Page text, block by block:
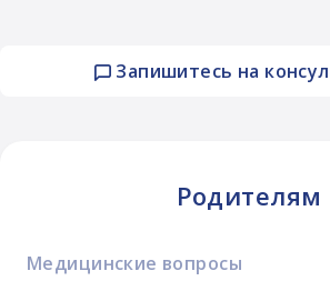
Запишитесь на
Родителям
Медицинские вопросы